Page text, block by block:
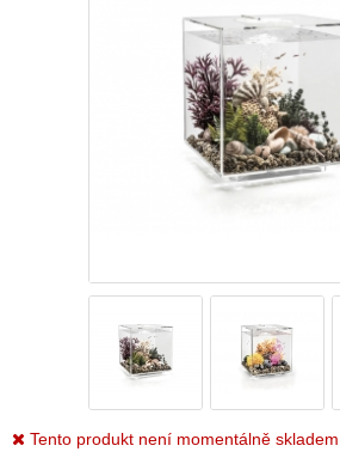
Tento produkt není momentálně skladem